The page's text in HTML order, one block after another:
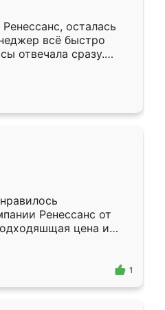
только здесь.
осталась
всё быстро
отвечала сразу.
подошёл к
Собрали
аккуратно, даже
Ренессанс от
цена и
Приехавший
Владислав
самый
1